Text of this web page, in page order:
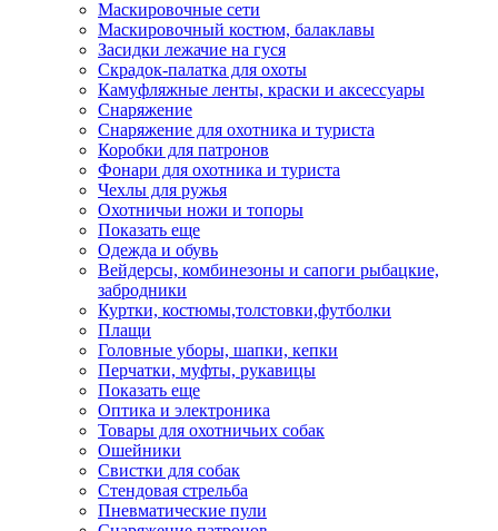
Маскировочные сети
Маскировочный костюм, балаклавы
Засидки лежачие на гуся
Скрадок-палатка для охоты
Камуфляжные ленты, краски и аксессуары
Снаряжение
Снаряжение для охотника и туриста
Коробки для патронов
Фонари для охотника и туриста
Чехлы для ружья
Охотничьи ножи и топоры
Показать еще
Одежда и обувь
Вейдерсы, комбинезоны и сапоги рыбацкие,
забродники
Куртки, костюмы,толстовки,футболки
Плащи
Головные уборы, шапки, кепки
Перчатки, муфты, рукавицы
Показать еще
Оптика и электроника
Товары для охотничьих собак
Ошейники
Свистки для собак
Стендовая стрельба
Пневматические пули